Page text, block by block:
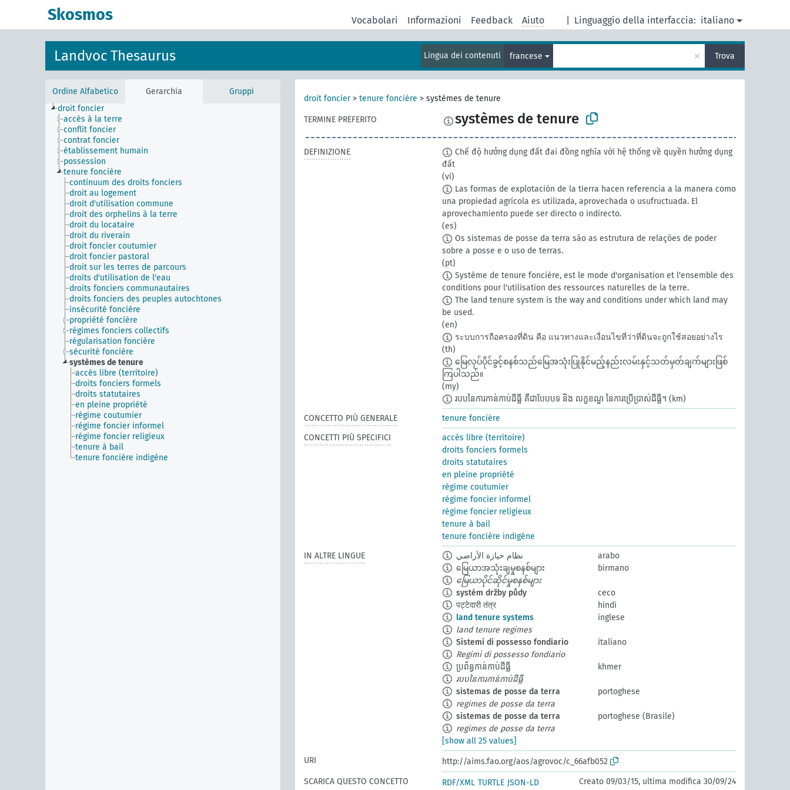
Skosmos Linguaggio della interfaccia: italiano
Vocabolari Informazioni Feedback Aiuto
Landvoc Thesaurus Lingua dei contenuti francese × Trova
Ordine Alfabetico Gerarchia
Gruppi
droit foncier
accès à la terre
conflit foncier
contrat foncier
établissement humain
possession
tenure foncière
continuum des droits fonciers
droit au logement
droit d'utilisation commune
droit des orphelins à la terre
droit du locataire
droit du riverain
droit foncier coutumier
droit foncier pastoral
droit sur les terres de parcours
droits d'utilisation de l'eau
droits fonciers communautaires
droits fonciers des peuples autochtones
insécurité foncière
propriété foncière
régimes fonciers collectifs
régularisation foncière
sécurité foncière
systèmes de tenure
accès libre (territoire)
droits fonciers formels
droits statutaires
en pleine propriété
régime coutumier
régime foncier informel
régime foncier religieux
tenure à bail
tenure foncière indigène
droit foncier> tenure foncière > systèmes de tenure
TERMINE PREFERITO systèmes de tenure
DEFINIZIONE
Chế độ hưởng dụng đất đai đồng nghĩa với hệ thống về quyền hưởng dụng
đất
(vi)
Las formas de explotación de la tierra hacen referencia a la manera como
una propiedad agrícola es utilizada, aprovechada o usufructuada. El
aprovechamiento puede ser directo o indirecto.
(es)
Os sistemas de posse da terra são as estrutura de relações de poder
sobre a posse e o uso de terras.
(pt)
Système de tenure foncière, est le mode d'organisation et l'ensemble des
conditions pour l'utilisation des ressources naturelles de la terre.
The land tenure system is the way and conditions under which land may
be used.
(en)
ระบบการถือครองที่ดิน คือ แนวทางและเงื่อนไขที่ว่าที่ดินจะถูกใช้สอยอย่างไร
(th)
မြေလုပ်ပိုင်ခွင့်စနစ်သည်မြေအသုံးပြုနိုင်မည့်နည်းလမ်းနှင့်သတ်မှတ်ချက်များဖြစ်
ကြပါသည်။
(my)
របបនៃការកាន់កាប់ដីធ្លី គឺជាបែបបទ និង លក្ខខណ្ឌ នៃការប្រើប្រាស់ដីធ្លី។ (km)
CONCETTO PIÙ GENERALE
tenure foncière
CONCETTI PIÙ SPECIFICI
accès libre (territoire)
droits fonciers formels
droits statutaires
en pleine propriété
régime coutumier
régime foncier informel
régime foncier religieux
tenure à bail
tenure foncière indigène
IN ALTRE LINGUE
نظام حيازة الأراضي
arabo
မြေယာအသုံးချမှုစနစ်များ
birmano
မြေယာပိုင်ဆိုင်မှုစနစ်များ
systém držby půdy
ceco
पट्टेदारी तंत्र
hindi
land tenure systems
inglese
land tenure regimes
Sistemi di possesso fondiario
italiano
Regimi di possesso fondiario
ប្រព័ន្ធកាន់កាប់ដីធ្លី
khmer
របបនៃការកាន់កាប់ដីធ្លី
sistemas de posse da terra
portoghese
regimes de posse da terra
sistemas de posse da terra
portoghese (Brasile)
regimes de posse da terra
[show all 25 values]
URI
http://aims.fao.org/aos/agrovoc/c_66afb052
SCARICA QUESTO CONCETTO
RDF/XML TURTLE JSON-LD Creato 09/03/15, ultima modifica 30/09/24